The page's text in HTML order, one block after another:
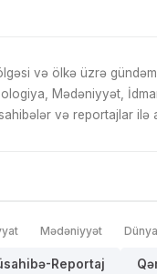
və ölkə üzrə
Mədəniyyət,
və reportajlar ilə
Mədəniyyət Dünya
Reportaj